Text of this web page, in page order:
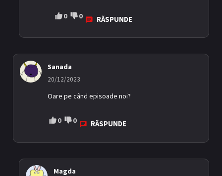
0 0 RĂSPUNDE
Sanada
20/12/2023
Oare pe când episoade noi?
0 0 RĂSPUNDE
Magda